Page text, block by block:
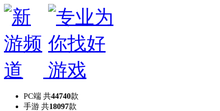
PC端 共44740款
手游 共18097款